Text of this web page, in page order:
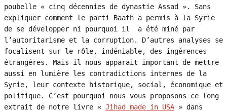
poubelle « cinq décennies de dynastie Assad ». Sans
expliquer comment le parti Baath a permis à la Syrie
de se développer ni pourquoi il  a été miné par
l’autoritarisme et la corruption. D’autres analyses se
focalisent sur le rôle, indéniable, des ingérences
étrangères. Mais il nous apparait important de mettre
aussi en lumière les contradictions internes de la
Syrie, leur contexte historique, social, économique et
politique. C’est pourquoi nous vous proposons ce long
extrait de notre livre « Jihad made in USA » dans